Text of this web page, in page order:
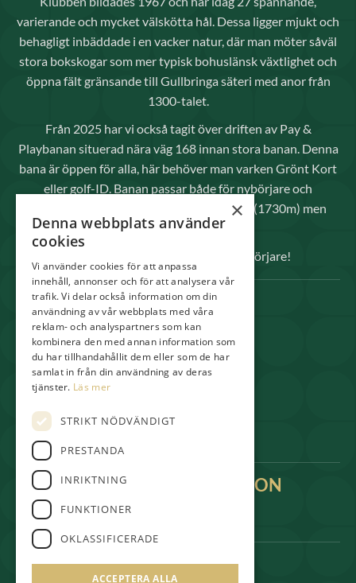
varierande och mycket välskötta hål. Dessa ligger mjukt och
behagligt inbäddade i en vacker natur, där man möter såväl
stora bokskogar som mer typisk bohuslänsk växtlighet och
öppna fält gränsande till Gullbringa säteri med anor från
1300-talet.
Från 2025 har vi också tagit över driften av Pay &
Playbanan situerad nära väg 168 innan stora banan. Denna
bana är öppen för alla, här behöver man varken Grönt Kort
eller golf-ID. Banan passar både för nybörjare och
avancerade spelare då den inte är så lång (1730m) men
kräver raka slag.
Välkomna både elitspelare och nybörjare!
SNABBLÄNKAR
Spela
Medlem
Shop & Pro
KONTAKTINFORMATION
kansli@gullbringagolf.se
FÖLJ OSS PÅ
×
Denna webbplats använder
cookies
Vi använder cookies för att anpassa
innehåll, annonser och för att analysera vår
trafik. Vi delar också information om din
användning av vår webbplats med våra
reklam- och analyspartners som kan
kombinera den med annan information som
du har tillhandahållit dem eller som de har
samlat in från din användning av deras
tjänster. Läs mer
STRIKT NÖDVÄNDIGT
PRESTANDA
INRIKTNING
FUNKTIONER
OKLASSIFICERADE
ACCEPTERA ALLA